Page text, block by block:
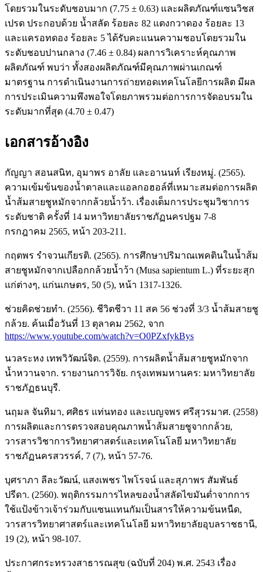
โดยรวมในระดับชอบมาก (7.75 ± 0.63) และผลิตภัณฑ์แซนวิชส
เปรด ประกอบด้วย น้ำสลัด ร้อยละ 82 แตงกวาดอง ร้อยละ 13
และแครอทดอง ร้อยละ 5 ได้รับคะแนนความชอบโดยรวมใน
ระดับชอบปานกลาง (7.46 ± 0.84) ผลการวิเคราะห์คุณภาพ
ผลิตภัณฑ์ พบว่า ทั้งสองผลิตภัณฑ์มีคุณภาพผ่านเกณฑ์
มาตรฐาน การดำเนินงานการถ่ายทอดเทคโนโลยีการผลิต มีผล
การประเมินความพึงพอใจโดยภาพรวมต่อการการจัดอบรมใน
ระดับมากที่สุด (4.70 ± 0.47)
เอกสารอ้างอิง
กัญญา สอนสนิท, อุมาพร อาลัย และอานนท์ เรียงหมู่. (2565).
ความเข้มข้นของน้ำตาลและแอลกอฮอล์ที่เหมาะสมต่อการผลิต
น้ำส้มสายชูหมักจากกล้วยน้ำว้า. เรื่องเต็มการประชุมวิชาการ
ระดับชาติ ครั้งที่ 14 มหาวิทยาลัยราชภัฏนครปฐม 7-8
กรกฎาคม 2565, หน้า 203-211.
กฤตพร รําจวนเกียรติ. (2565). การศึกษาปริมาณเพคตินในน้ำส้ม
สายชูหมักจากเปลือกกล้วยน้ำว้า (Musa sapientum L.) ที่ระยะสุก
แก่ต่างๆ, แก่นเกษตร, 50 (5), หน้า 1317-1326.
ช่วยคิดช่วยทำ. (2556). ชีวิตชีวา 11 สค 56 ช่วงที่ 3/3 น้ำส้มสายชู
กล้วย. ค้นเมื่อวันที่ 13 ตุลาคม 2562, จาก
https://www.youtube.com/watch?v=O0PZxfykBys
นวลระหง เทพวิวัฒน์จิต. (2559). การผลิตน้ำส้มสายชูหมักจาก
น้ำหวานจาก. รายงานการวิจัย. กรุงเทพมหานคร: มหาวิทยาลัย
ราชภัฏธนบุรี.
นฤมล จันทิมา, ศศิธร แท่นทอง และเบญจพร ศรีสุวรมาศ. (2558)
การผลิตและการตรวจสอบคุณภาพน้ำส้มสายชูจากกล้วย,
วารสารวิชาการวิทยาศาสตร์และเทคโนโลยี มหาวิทยาลัย
ราชภัฏนครสวรรค์, 7 (7), หน้า 57-76.
บุศราภา ลีละวัฒน์, แสงเพชร ไพโรจน์ และสุภาพร สัมพันธ์
ปรีดา. (2560). พฤติกรรมการไหลของน้ำสลัดไขมันต่ำจากการ
ใช้แป้งข้าวเจ้าร่วมกับแซนแทนกัมเป็นสารให้ความข้นหนืด,
วารสารวิทยาศาสตร์และเทคโนโลยี มหาวิทยาลัยอุบลราชธานี,
19 (2), หน้า 98-107.
ประกาศกระทรวงสาธารณสุข (ฉบับที่ 204) พ.ศ. 2543 เรื่อง